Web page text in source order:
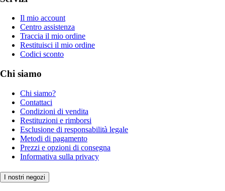
Il mio account
Centro assistenza
Traccia il mio ordine
Restituisci il mio ordine
Codici sconto
Chi siamo
Chi siamo?
Contattaci
Condizioni di vendita
Restituzioni e rimborsi
Esclusione di responsabilità legale
Metodi di pagamento
Prezzi e opzioni di consegna
Informativa sulla privacy
I nostri negozi